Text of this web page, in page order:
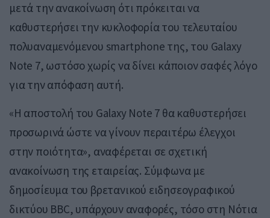
μετά την ανακοίνωση ότι πρόκειται να
καθυστερήσει την κυκλοφορία του τελευταίου
πολυαναμενόμενου smartphone της, του Galaxy
Note 7, ωστόσο χωρίς να δίνει κάποιον σαφές λόγο
για την απόφαση αυτή.
«Η αποστολή του Galaxy Note 7 θα καθυστερήσει
προσωρινά ώστε να γίνουν περαιτέρω έλεγχοι
στην ποιότητα», αναφέρεται σε σχετική
ανακοίνωση της εταιρείας. Σύμφωνα με
δημοσίευμα του βρετανικού ειδησεογραφικού
δικτύου BBC, υπάρχουν αναφορές, τόσο στη Νότια